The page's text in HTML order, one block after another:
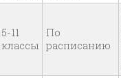
5-11
классы
По
расписанию